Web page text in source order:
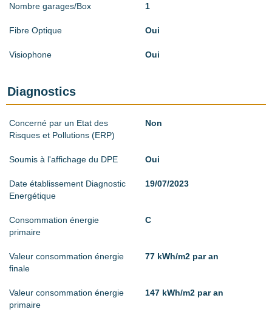
Nombre garages/Box 1
Fibre Optique Oui
Visiophone Oui
Diagnostics
Concerné par un Etat des
Risques et Pollutions (ERP)
Non
Soumis à l'affichage du DPE Oui
Date établissement Diagnostic
Energétique
19/07/2023
Consommation énergie
primaire
C
Valeur consommation énergie
finale
77 kWh/m2 par an
Valeur consommation énergie
primaire
147 kWh/m2 par an